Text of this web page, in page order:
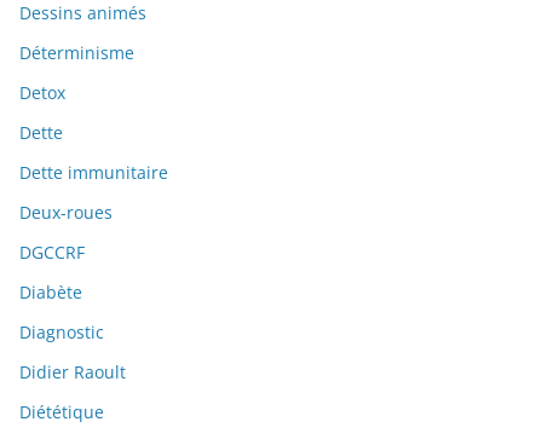
Dessins animés
Déterminisme
Detox
Dette
Dette immunitaire
Deux-roues
DGCCRF
Diabète
Diagnostic
Didier Raoult
Diététique